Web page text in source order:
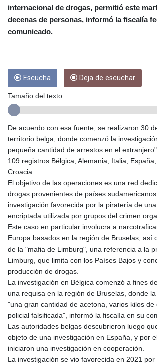
internacional de drogas, permitió este
decenas de personas, informó la fiscalía
comunicado.
Escucha Deja de escuchar
Tamaño del texto:
De acuerdo con esa fuente, se realizaron 30
territorio belga, donde comenzó la
pequeña cantidad de arrestos en el
109 registros Bélgica, Alemania, Italia,
Croacia.
El objetivo de las operaciones es una red
drogas provenientes de países
investigación favorecida por la piratería de
encriptada utilizada por grupos del crimen
Este caso en particular involucra a
Europa basados en la región de Bruselas, así
de la "mafia de Limburg", una referencia a la
Limburg, que limita con los Países Bajos y
producción de drogas.
La investigación en Bélgica comenzó a fines
una requisa en la región de Bruselas, donde
"una gran cantidad de acetona, varios kilos de
policial falsificada", informó la fiscalía en su
Las autoridades belgas descubrieron luego
objeto de una investigación en España, y por
iniciaron una investigación en cooperación.
La investigación se vio favorecida en 2021